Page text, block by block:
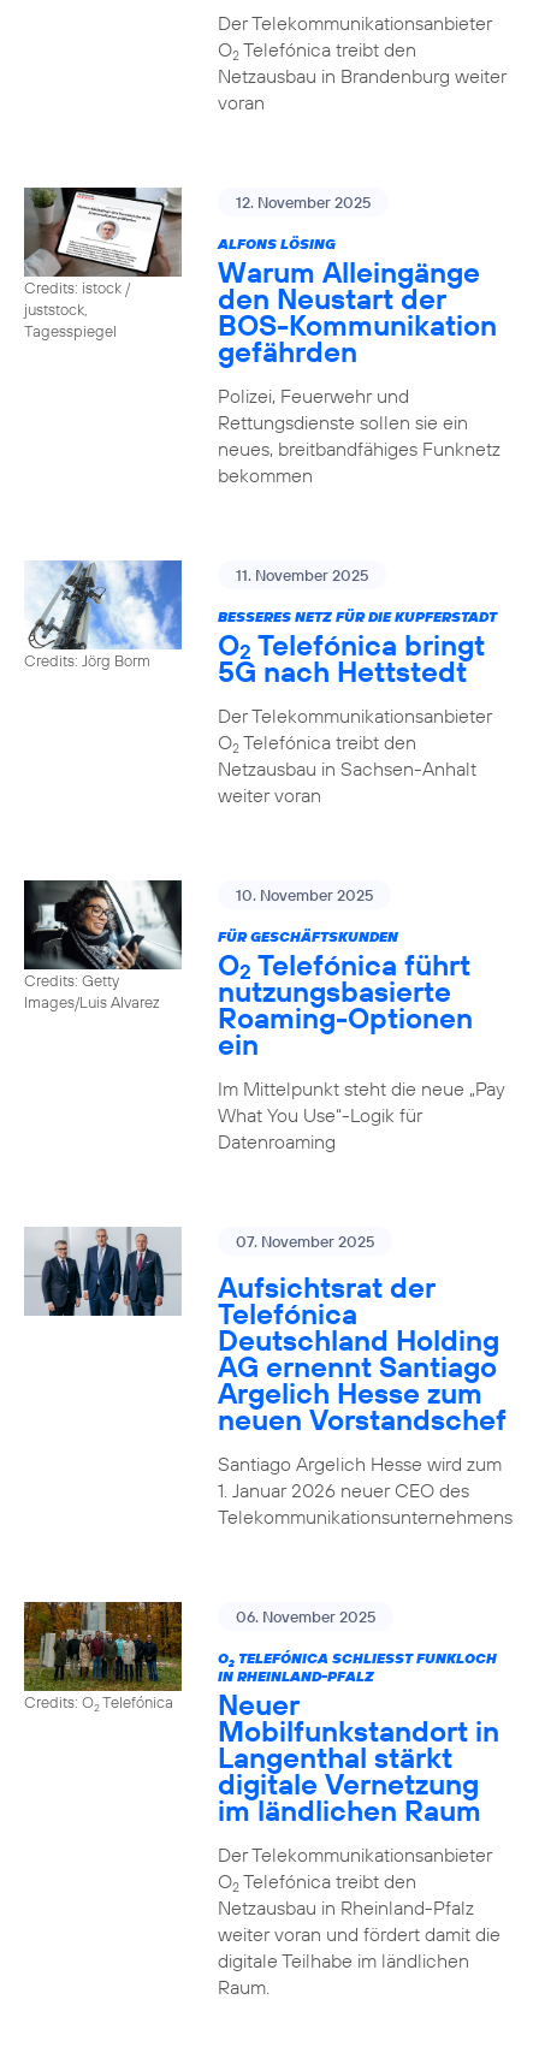
Der Telekommunikationsanbieter
O2Telefónica treibt den
Netzausbau in Brandenburg weiter
voran
Credits: istock /
juststock,
Tagesspiegel
12. November 2025
ALFONS LÖSING
Warum Alleingänge
den Neustart der
BOS-Kommunikation
gefährden
Polizei, Feuerwehr und
Rettungsdienste sollen sie ein
neues, breitbandfähiges Funknetz
bekommen
Credits: Jörg Borm
11. November 2025
BESSERES NETZ FÜR DIE KUPFERSTADT
O2 Telefónica bringt
5G nach Hettstedt
Der Telekommunikationsanbieter
O2Telefónica treibt den
Netzausbau in Sachsen-Anhalt
weiter voran
Credits: Getty
Images/Luis Alvarez
10. November 2025
FÜR GESCHÄFTSKUNDEN
O2 Telefónica führt
nutzungs­basierte
Roaming-Optionen
ein
Im Mittelpunkt steht die neue „Pay
What You Use“-Logik für
Datenroaming
07. November 2025
Aufsichtsrat der
Telefónica
Deutschland Holding
AG ernennt Santiago
Argelich Hesse zum
neuen Vorstandschef
Santiago Argelich Hesse wird zum
1. Januar 2026 neuer CEO des
Telekommunikationsunternehmens
Credits: O2Telefónica
06. November 2025
O2TELEFÓNICA SCHLIESST FUNKLOCH I
N RHEINLAND-PFALZ
Neuer
Mobilfunkstandort in
Langenthal stärkt
digitale Vernetzung
im ländlichen Raum
Der Telekommunikationsanbieter
O2Telefónica treibt den
Netzausbau in Rheinland-Pfalz
weiter voran und fördert damit die
digitale Teilhabe im ländlichen
Raum.